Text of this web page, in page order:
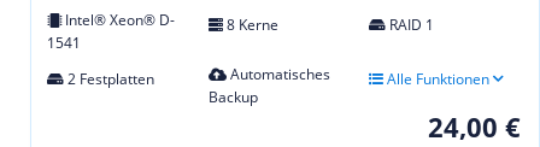
Intel® Xeon® D-
1541
8 Kerne RAID 1
2 Festplatten
Automatisches
Backup
Alle Funktionen
24,00 €